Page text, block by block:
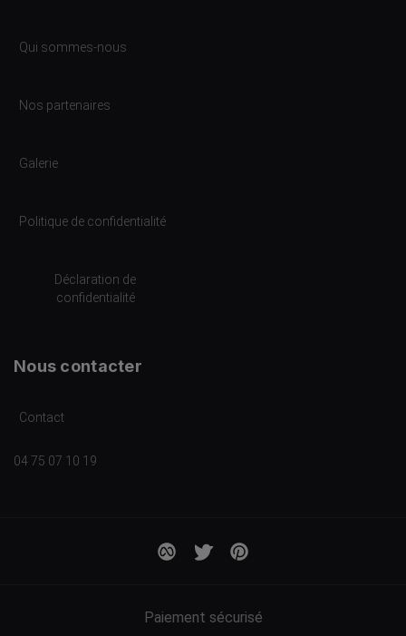
Qui sommes-nous
Nos partenaires
Galerie
Politique de confidentialité
Déclaration de
confidentialité
Nous contacter
Contact
04 75 07 10 19
Paiement sécurisé